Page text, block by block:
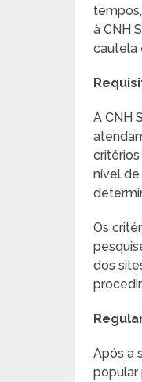
à CNH
cautela
A CNH
nível
Os
dos
Após a
popular